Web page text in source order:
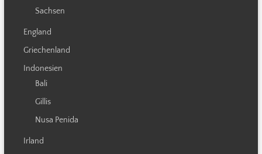
Sachsen
England
Griechenland
Indonesien
Bali
Gillis
Nusa Penida
Irland